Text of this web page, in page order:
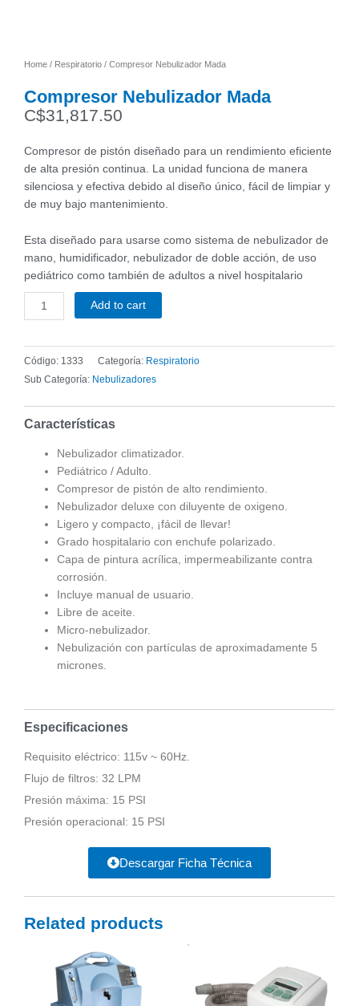
Home / Respiratorio / Compresor Nebulizador Mada
Compresor Nebulizador Mada
C$31,817.50
Compresor de pistón diseñado para un rendimiento eficiente
de alta presión continua. La unidad funciona de manera
silenciosa y efectiva debido al diseño único, fácil de limpiar y
de muy bajo mantenimiento.
Esta diseñado para usarse como sistema de nebulizador de
mano, humidificador, nebulizador de doble acción, de uso
pediátrico como también de adultos a nivel hospitalario
Compresor
Mada
quantity
Add to cart
Código: 1333 Categoría: Respiratorio
Sub Categoría: Nebulizadores
Características
Nebulizador climatizador.
Pediátrico / Adulto.
Compresor de pistón de alto rendimiento.
Nebulizador deluxe con diluyente de oxigeno.
Ligero y compacto, ¡fácil de llevar!
Grado hospitalario con enchufe polarizado.
Capa de pintura acrílica, impermeabilizante contra
corrosión.
Incluye manual de usuario.
Libre de aceite.
Micro-nebulizador.
Nebulización con partículas de aproximadamente 5
micrones.
Especificaciones
Requisito eléctrico: 115v ~ 60Hz.
Flujo de filtros: 32 LPM
Presión máxima: 15 PSI
Presión operacional: 15 PSI
Descargar Ficha Técnica
Related products